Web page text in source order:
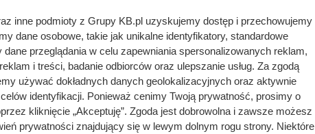
inne podmioty z Grupy KB.pl uzyskujemy dostęp i przechowujemy
dane osobowe, takie jak unikalne identyfikatory, standardowe
przeglądania w celu zapewniania spersonalizowanych reklam,
i treści, badanie odbiorców oraz ulepszanie usług. Za zgodą
używać dokładnych danych geolokalizacyjnych oraz aktywnie
identyfikacji. Ponieważ cenimy Twoją prywatność, prosimy o
kliknięcie „Akceptuję”. Zgoda jest dobrowolna i zawsze możesz
prywatności znajdujący się w lewym dolnym rogu strony. Niektóre